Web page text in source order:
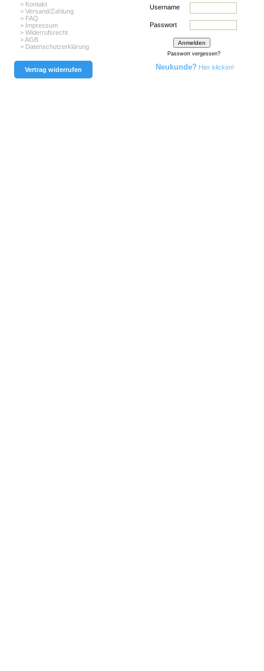
> Kontakt
> Versand/Zahlung
> FAQ
> Impressum
> Widerrufsrecht
> AGB
> Datenschutzerklärung
Vertrag widerrufen
Username
Passwort
Passwort vergessen?
Neukunde? Hier klicken!